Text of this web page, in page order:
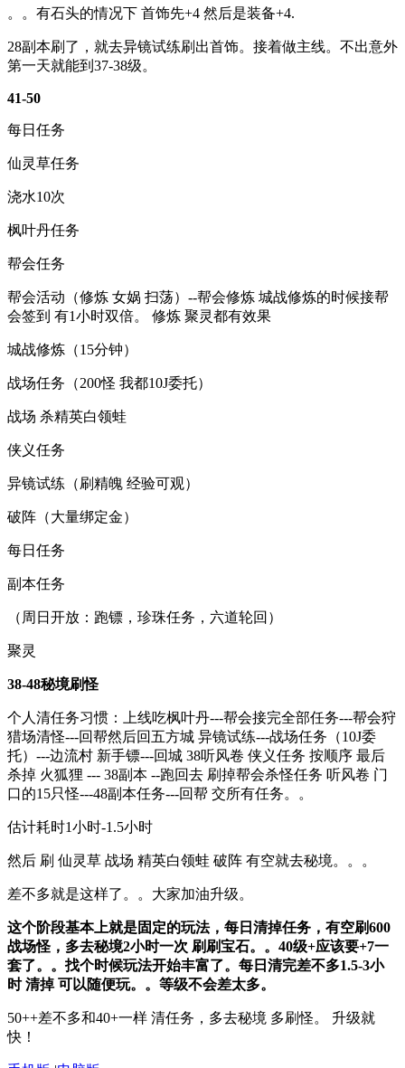
。。有石头的情况下 首饰先+4 然后是装备+4.
28副本刷了，就去异镜试练刷出首饰。接着做主线。不出意外
第一天就能到37-38级。
41-50
每日任务
仙灵草任务
浇水10次
枫叶丹任务
帮会任务
帮会活动（修炼 女娲 扫荡）--帮会修炼 城战修炼的时候接帮
会签到 有1小时双倍。 修炼 聚灵都有效果
城战修炼（15分钟）
战场任务（200怪 我都10J委托）
战场 杀精英白领蛙
侠义任务
异镜试练（刷精魄 经验可观）
破阵（大量绑定金）
每日任务
副本任务
（周日开放：跑镖，珍珠任务，六道轮回）
聚灵
38-48秘境刷怪
个人清任务习惯：上线吃枫叶丹---帮会接完全部任务---帮会狩
猎场清怪---回帮然后回五方城 异镜试练---战场任务（10J委
托）---边流村 新手镖---回城 38听风卷 侠义任务 按顺序 最后
杀掉 火狐狸 --- 38副本 --跑回去 刷掉帮会杀怪任务 听风卷 门
口的15只怪---48副本任务---回帮 交所有任务。。
估计耗时1小时-1.5小时
然后 刷 仙灵草 战场 精英白领蛙 破阵 有空就去秘境。。。
差不多就是这样了。。大家加油升级。
这个阶段基本上就是固定的玩法，每日清掉任务，有空刷600
战场怪，多去秘境2小时一次 刷刷宝石。。40级+应该要+7一
套了。。找个时候玩法开始丰富了。每日清完差不多1.5-3小
时 清掉 可以随便玩。。等级不会差太多。
50++差不多和40+一样 清任务，多去秘境 多刷怪。 升级就
快！